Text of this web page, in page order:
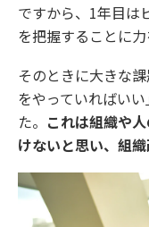
ですから、1年目は
を把握することに力
そのときに大きな
をやっていればい
た。 これは組織や
けないと思い、組